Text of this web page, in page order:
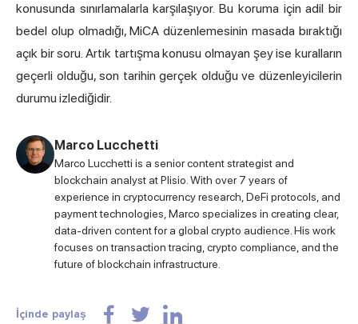
konusunda sınırlamalarla karşılaşıyor. Bu koruma için adil bir
bedel olup olmadığı, MiCA düzenlemesinin masada bıraktığı
açık bir soru. Artık tartışma konusu olmayan şey ise kuralların
geçerli olduğu, son tarihin gerçek olduğu ve düzenleyicilerin
durumu izlediğidir.
Marco Lucchetti
Marco Lucchetti is a senior content strategist and
blockchain analyst at Plisio. With over 7 years of
experience in cryptocurrency research, DeFi protocols, and
payment technologies, Marco specializes in creating clear,
data-driven content for a global crypto audience. His work
focuses on transaction tracing, crypto compliance, and the
future of blockchain infrastructure.
İçinde paylaş